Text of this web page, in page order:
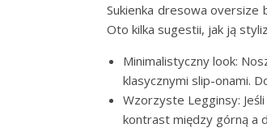
Sukienka dresowa
Oto kilka sugestii, jak ją
Minimalistyczny look:
klasycznymi slip-onami.
Wzorzyste Legginsy: Jeśli
kontrast między górną a